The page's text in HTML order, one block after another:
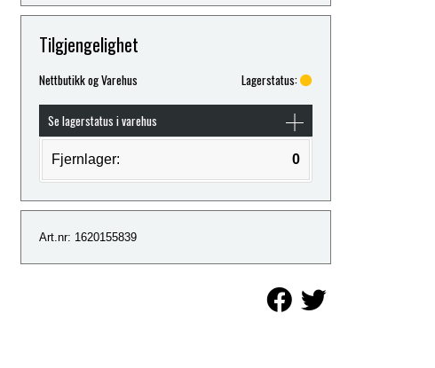
Tilgjengelighet
Nettbutikk og Varehus Lagerstatus:
Se lagerstatus i varehus
Fjernlager: 0
Art.nr: 1620155839